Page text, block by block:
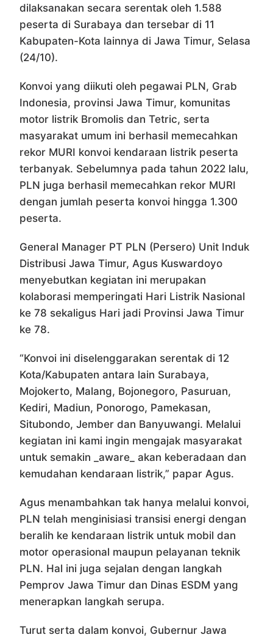
dilaksanakan secara serentak oleh 1.588
peserta di Surabaya dan tersebar di 11
Kabupaten-Kota lainnya di Jawa Timur, Selasa
(24/10).
Konvoi yang diikuti oleh pegawai PLN, Grab
Indonesia, provinsi Jawa Timur, komunitas
motor listrik Bromolis dan Tetric, serta
masyarakat umum ini berhasil memecahkan
rekor MURI konvoi kendaraan listrik peserta
terbanyak. Sebelumnya pada tahun 2022 lalu,
PLN juga berhasil memecahkan rekor MURI
dengan jumlah peserta konvoi hingga 1.300
peserta.
General Manager PT PLN (Persero) Unit Induk
Distribusi Jawa Timur, Agus Kuswardoyo
menyebutkan kegiatan ini merupakan
kolaborasi memperingati Hari Listrik Nasional
ke 78 sekaligus Hari jadi Provinsi Jawa Timur
ke 78.
“Konvoi ini diselenggarakan serentak di 12
Kota/Kabupaten antara lain Surabaya,
Mojokerto, Malang, Bojonegoro, Pasuruan,
Kediri, Madiun, Ponorogo, Pamekasan,
Situbondo, Jember dan Banyuwangi. Melalui
kegiatan ini kami ingin mengajak masyarakat
untuk semakin _aware_ akan keberadaan dan
kemudahan kendaraan listrik,” papar Agus.
Agus menambahkan tak hanya melalui konvoi,
PLN telah menginisiasi transisi energi dengan
beralih ke kendaraan listrik untuk mobil dan
motor operasional maupun pelayanan teknik
PLN. Hal ini juga sejalan dengan langkah
Pemprov Jawa Timur dan Dinas ESDM yang
menerapkan langkah serupa.
Turut serta dalam konvoi, Gubernur Jawa